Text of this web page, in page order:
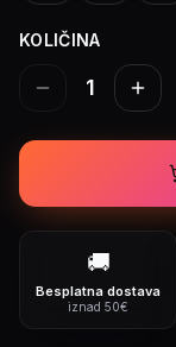
KOLIČINA
1
🚚
Besplatna dostava
iznad 50€